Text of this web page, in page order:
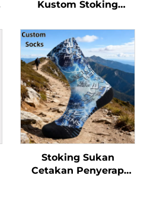
Kustom Stoking
Premium Stoking
Dicetak 3D
Stoking Sukan
Cetakan Penyerap